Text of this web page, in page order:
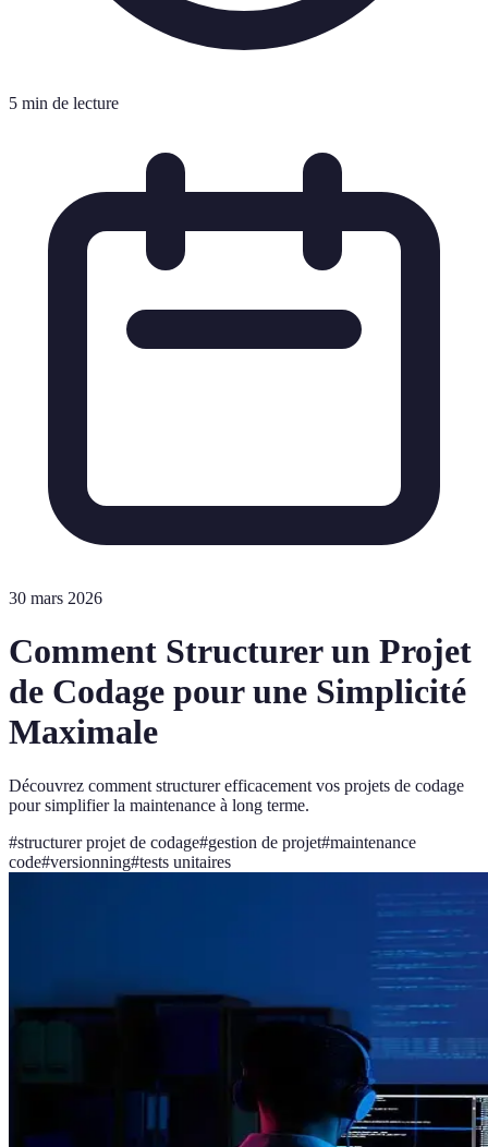
5 min de lecture
30 mars 2026
Comment Structurer un Projet
de Codage pour une Simplicité
Maximale
Découvrez comment structurer efficacement vos projets de codage
pour simplifier la maintenance à long terme.
#structurer projet de codage#gestion de projet#maintenance
code#versionning#tests unitaires